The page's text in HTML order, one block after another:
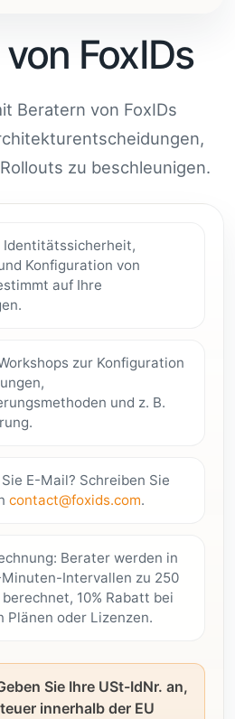
FoxIDs
Beratern von FoxIDs
zu beschleunigen.
Identitätssicherheit,
Konfiguration von
auf Ihre
zur Konfiguration
und z. B.
E-Mail? Schreiben Sie
contact@foxids.com.
Berater werden in
Intervallen zu 250
10% Rabatt bei
Plänen oder Lizenzen.
Sie Ihre USt-IdNr. an,
innerhalb der EU